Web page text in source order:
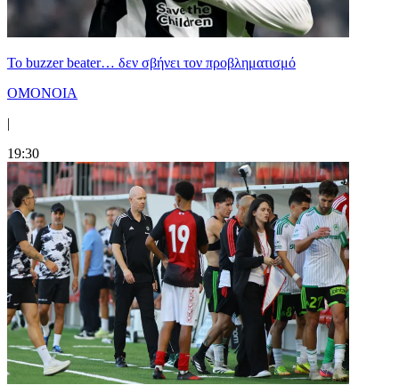
Το buzzer beater… δεν σβήνει τoν προβληματισμό
ΟΜΟΝΟΙΑ
|
19:30